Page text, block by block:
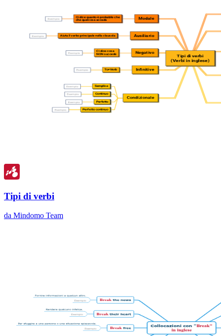
Tipi di verbi
da Mindomo Team